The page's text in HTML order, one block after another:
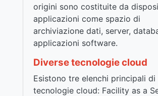
origini sono costituite da
applicazioni come spazio di
archiviazione dati, server,
applicazioni software.
Diverse tecnologie cloud
Esistono tre elenchi principali di
tecnologie cloud: Facility as a